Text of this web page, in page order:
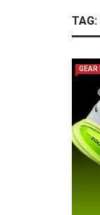
TAG:
GEAR